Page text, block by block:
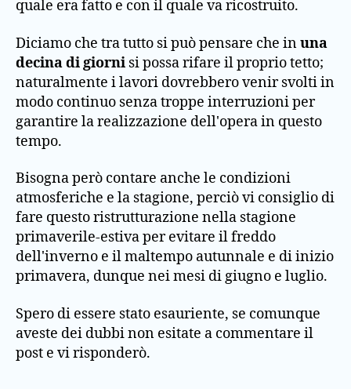
quale era fatto e con il quale va ricostruito.
Diciamo che tra tutto si può pensare che inuna
decina di giorni si possa rifare il proprio tetto;
naturalmente i lavori dovrebbero venir svolti in
modo continuo senza troppe interruzioni per
garantire la realizzazione dell'opera in questo
tempo.
Bisogna però contare anche le condizioni
atmosferiche e la stagione, perciò vi consiglio di
fare questo ristrutturazione nella stagione
primaverile-estiva per evitare il freddo
dell'inverno e il maltempo autunnale e di inizio
primavera, dunque nei mesi di giugno e luglio.
Spero di essere stato esauriente, se comunque
aveste dei dubbi non esitate a commentare il
post e vi risponderò.